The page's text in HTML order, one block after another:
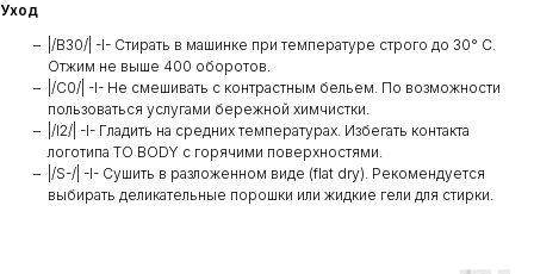
Уход
|/B30/| -I- Стирать в машинке при температуре строго до 30° C.
Отжим не выше 400 оборотов.
|/C0/| -I- Не смешивать с контрастным бельем. По возможности
пользоваться услугами бережной химчистки.
|/I2/| -I- Гладить на средних температурах. Избегать контакта
логотипа TO BODY с горячими поверхностями.
|/S-/| -I- Сушить в разложенном виде (flat dry). Рекомендуется
выбирать деликательные порошки или жидкие гели для стирки.